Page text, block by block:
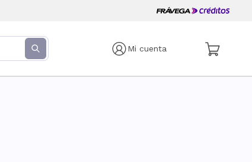
Mi cuenta